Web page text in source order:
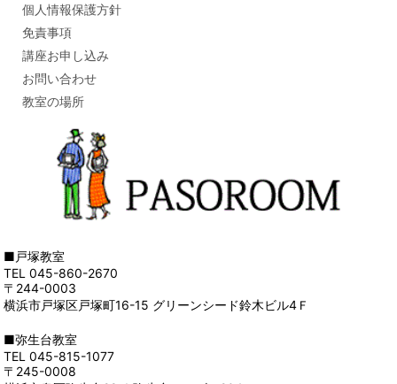
個人情報保護方針
免責事項
講座お申し込み
お問い合わせ
教室の場所
■戸塚教室
TEL 045-860-2670
〒244-0003
横浜市戸塚区戸塚町16-15 グリーンシード鈴木ビル4Ｆ
■弥生台教室
TEL 045-815-1077
〒245-0008